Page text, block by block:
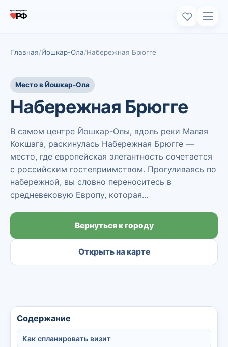
Главная Йошкар-Ола Набережная Брюгге
Место в Йошкар-Ола
Набережная Брюгге
В самом центре Йошкар-Олы, вдоль реки Малая
Кокшага, раскинулась Набережная Брюгге —
место, где европейская элегантность сочетается
с российским гостеприимством. Прогуливаясь по
набережной, вы словно переноситесь в
средневековую Европу, которая…
Вернуться к городу
Открыть на карте
Содержание
Как спланировать визит